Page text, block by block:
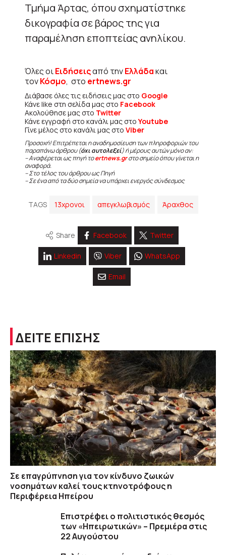
Τμήμα Άρτας, όπου σχηματίστηκε
δικογραφία σε βάρος της για
παραμέληση εποπτείας ανηλίκου.
Όλες οιΕιδήσειςαπό τηνΕλλάδακαι
τονΚόσμο, στο ertnews.gr
Διάβασε όλες τις ειδήσεις μας στο Google
Κάνε like στη σελίδα μας στο Facebook
Ακολούθησε μας στο Twitter
Κάνε εγγραφή στο κανάλι μας στοYoutube
Γίνε μέλος στο κανάλι μας στο Viber
Προσοχή! Επιτρέπεται η αναδημοσίευση των πληροφοριών του
παραπάνω άρθρου (όχι αυτολεξεί) ή μέρους αυτών μόνο αν:
– Αναφέρεται ως πηγή τοertnews.grστο σημείο όπου γίνεται η
αναφορά.
– Στο τέλος του άρθρου ως Πηγή
– Σε ένα από τα δύο σημεία να υπάρχει ενεργός σύνδεσμος
TAGS 13χρονοι απεγκλωβισμός Άραχθος
Share Facebook Twitter
Linkedin Viber WhatsApp
Email
ΔΕΙΤΕ ΕΠΙΣΗΣ
Σε επαγρύπνηση για τον κίνδυνο ζωικών
νοσημάτων καλεί τους κτηνοτρόφους η
Περιφέρεια Ηπείρου
Επιστρέφει ο πολιτιστικός θεσμός
των «Ηπειρωτικών» – Πρεμιέρα στις
22 Αυγούστου